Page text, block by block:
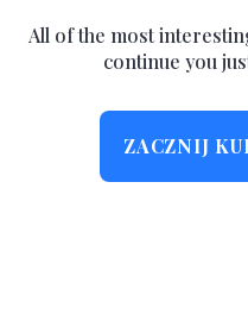
All of the most
continue you
ZACZNIJ